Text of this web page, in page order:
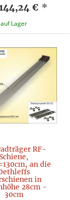
€ *
auf Lager
RF-
an die
in
28cm -
30cm